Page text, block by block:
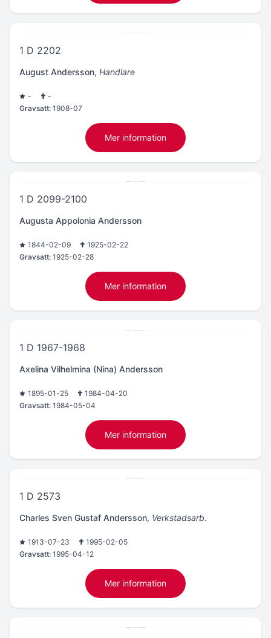
1 D 2202
August Andersson, Handlare
-
-
Gravsatt: 1908-07
Mer information
1 D 2099-2100
Augusta Appolonia Andersson
1844-02-09
1925-02-22
Gravsatt: 1925-02-28
Mer information
1 D 1967-1968
Axelina Vilhelmina (Nina) Andersson
1895-01-25
1984-04-20
Gravsatt: 1984-05-04
Mer information
1 D 2573
Charles Sven Gustaf Andersson, Verkstadsarb.
1913-07-23
1995-02-05
Gravsatt: 1995-04-12
Mer information